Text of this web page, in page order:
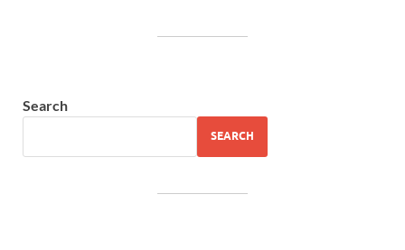
Search
SEARCH